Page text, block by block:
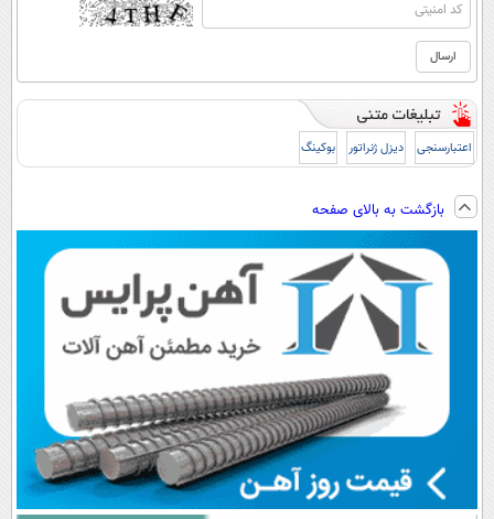
اعتبارسنجی دیزل ژنراتور بوکینگ
بازگشت به بالای صفحه